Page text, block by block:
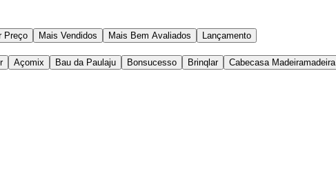
Preço Mais Vendidos Mais Bem Avaliados Lançamento
Açomix Bau da Paulaju Bonsucesso Brinqlar Cabecasa Madeiramadeira